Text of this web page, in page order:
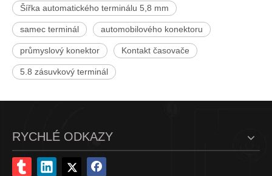
Šířka automatického terminálu 5,8 mm
samec terminál automobilového konektoru
průmyslový konektor Kontakt časovače
5.8 zásuvkový terminál
RYCHLÉ ODKAZY